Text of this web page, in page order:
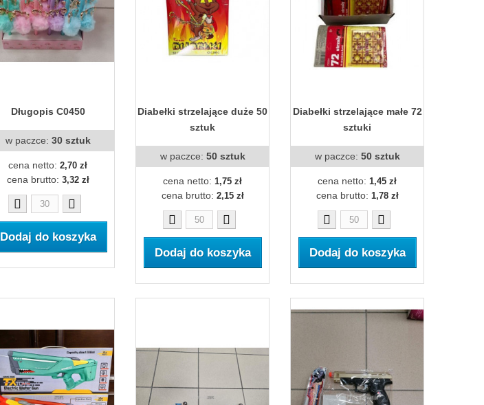
Długopis C0450
w paczce: 30 sztuk
cena netto: 2,70 zł
cena brutto: 3,32 zł
Dodaj do koszyka
Diabełki strzelające duże 50
sztuk
w paczce: 50 sztuk
cena netto: 1,75 zł
cena brutto: 2,15 zł
Dodaj do koszyka
Diabełki strzelające małe 72
sztuki
w paczce: 50 sztuk
cena netto: 1,45 zł
cena brutto: 1,78 zł
Dodaj do koszyka